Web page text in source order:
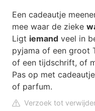
Een cadeautje
mee waar de zieke
Ligt iemand veel in
pyjama of een groot
of een tijdschrift, of
Pas op met
of parfum.
Verzoek tot